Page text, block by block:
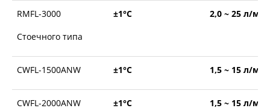
RMFL-3000
Стоечного типа
±1°С 2,0 ~ 25 л/
CWFL-1500ANW ±1°С 1,5 ~ 15 л/
CWFL-2000ANW ±1°С 1,5 ~ 15 л/